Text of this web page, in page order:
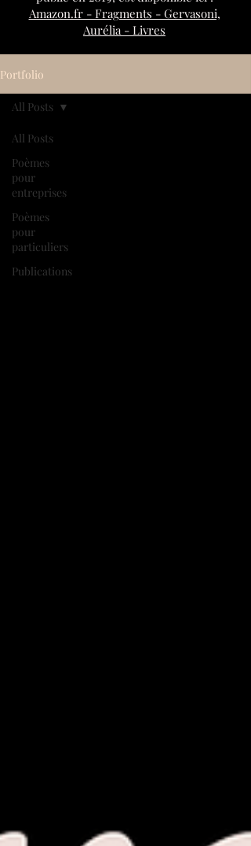
Amazon.fr - Fragments - Gervasoni,
Aurélia - Livres
Portfolio
All Posts
Poèmes
pour
entreprises
Poèmes
pour
particuliers
Publications
All Posts